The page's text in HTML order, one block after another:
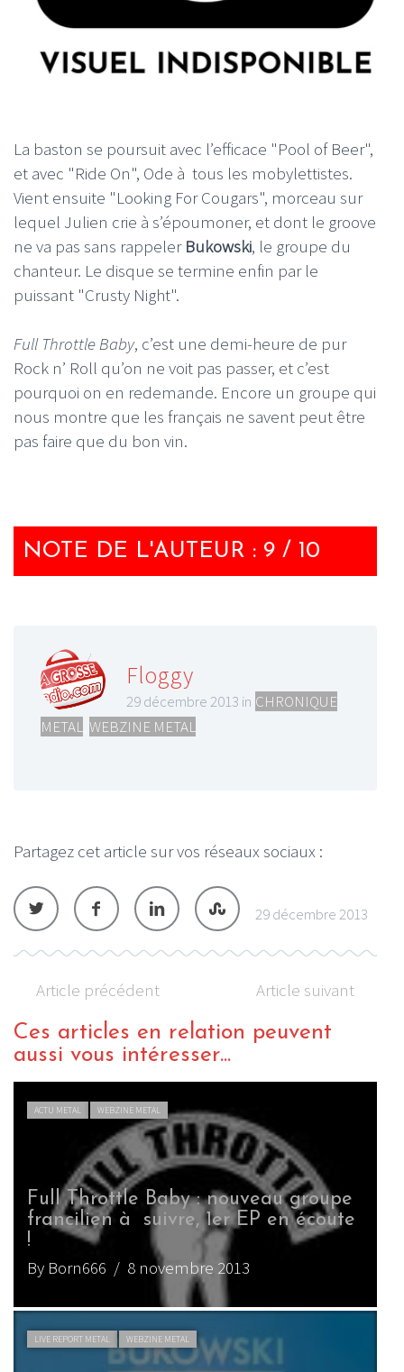
La baston se poursuit avec l’efficace "Pool of Beer",
et avec "Ride On", Ode à tous les mobylettistes.
Vient ensuite "Looking For Cougars", morceau sur
lequel Julien crie à s’époumoner, et dont le groove
ne va pas sans rappeler Bukowski, le groupe du
chanteur. Le disque se termine enfin par le
puissant "Crusty Night".
Full Throttle Baby, c’est une demi-heure de pur
Rock n’ Roll qu’on ne voit pas passer, et c’est
pourquoi on en redemande. Encore un groupe qui
nous montre que les français ne savent peut être
pas faire que du bon vin.
NOTE DE L'AUTEUR : 9 / 10
Floggy
29 décembre 2013 in CHRONIQUE
METAL WEBZINE METAL
Partagez cet article sur vos réseaux sociaux :
29 décembre 2013
Article précédent Article suivant
Ces articles en relation peuvent
aussi vous intéresser...
ACTU METAL WEBZINE METAL
Full Throttle Baby : nouveau groupe
francilien à suivre, 1er EP en écoute
!
By Born666 / 8 novembre 2013
LIVE REPORT METAL WEBZINE METAL